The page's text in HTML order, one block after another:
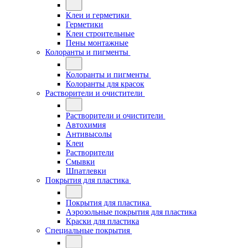
Клеи и герметики
Герметики
Клеи строительные
Пены монтажные
Колоранты и пигменты
Колоранты и пигменты
Колоранты для красок
Растворители и очистители
Растворители и очистители
Автохимия
Антивысолы
Клеи
Растворители
Смывки
Шпатлевки
Покрытия для пластика
Покрытия для пластика
Аэрозольные покрытия для пластика
Краски для пластика
Специальные покрытия